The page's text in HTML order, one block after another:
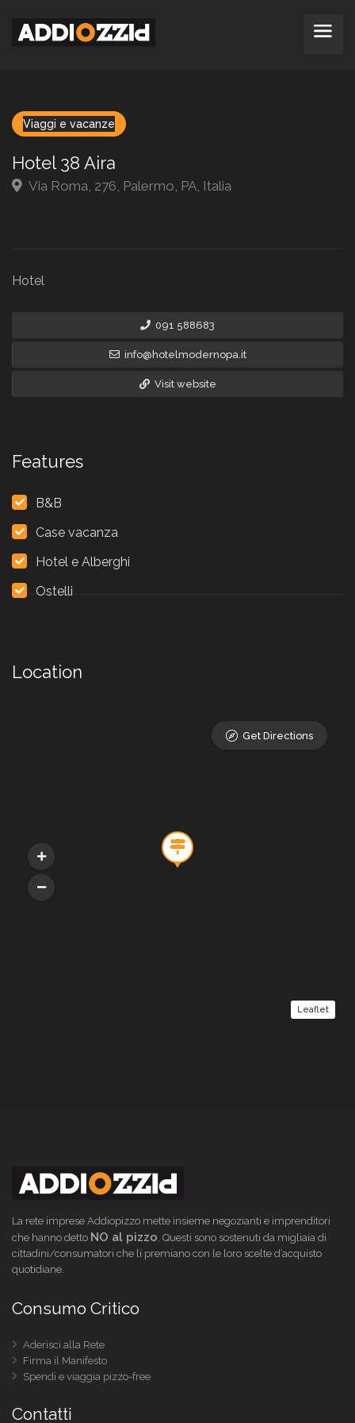
Viaggi e vacanze
Hotel 38 Aira
Via Roma, 276, Palermo, PA, Italia
Hotel
091 588683
info@hotelmodernopa.it
Visit website
Features
B&B
Case vacanza
Hotel e Alberghi
Ostelli
Location
Leaflet
Get Directions
La rete imprese Addiopizzo mette insieme negozianti e imprenditori
che hanno detto NO al pizzo. Questi sono sostenuti da migliaia di
cittadini/consumatori che li premiano con le loro scelte d’acquisto
quotidiane.
Consumo Critico
Aderisci alla Rete
Firma il Manifesto
Spendi e viaggia pizzo-free
Contatti